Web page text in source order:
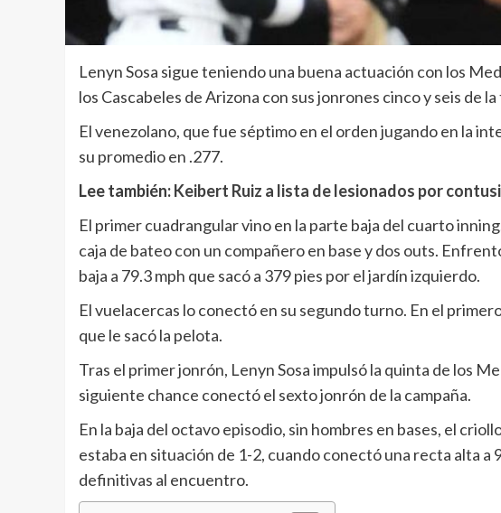
Lenyn Sosa sigue teniendo una buena actuación con los
los Cascabeles de Arizona con sus jonrones cinco y seis de
El venezolano, que fue séptimo en el orden jugando en la
su promedio en .277.
Lee también:Keibert Ruiz a lista de lesionados por
El primer cuadrangular vino en la parte baja del cuarto
caja de bateo con un compañero en base y dos outs.
baja a 79.3 mph que sacó a 379 pies por el jardín izquierdo.
El vuelacercas lo conectó en su segundo turno. En el
que le sacó la pelota.
Tras el primer jonrón, Lenyn Sosa impulsó la quinta de los
siguiente chance conectó el sexto jonrón de la campaña.
En la baja del octavo episodio, sin hombres en bases, el
estaba en situación de 1-2, cuando conectó una recta alta
definitivas al encuentro.